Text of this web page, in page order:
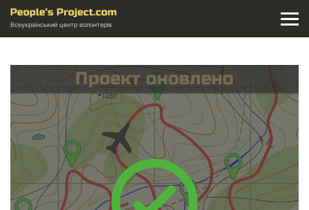
Всеукраїнський центр волонтерів